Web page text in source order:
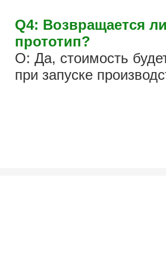
Q4: Возвращается
прототип?
О: Да, стоимость
при запуске